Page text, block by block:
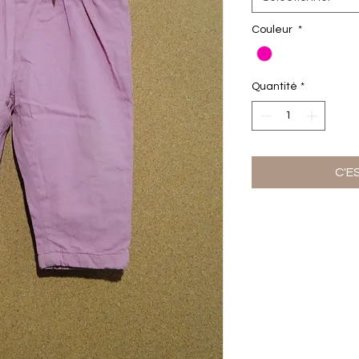
Couleur *
Quantité *